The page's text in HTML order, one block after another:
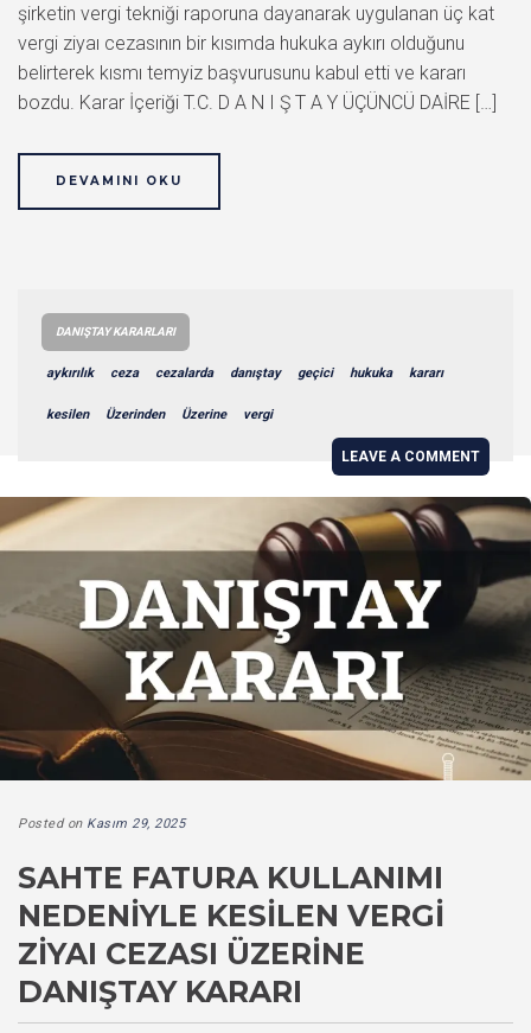
şirketin vergi tekniği raporuna dayanarak uygulanan üç kat
vergi ziyaı cezasının bir kısımda hukuka aykırı olduğunu
belirterek kısmı temyiz başvurusunu kabul etti ve kararı
bozdu. Karar İçeriği T.C. D A N I Ş T A Y ÜÇÜNCÜ DAİRE […]
DEVAMINI OKU
DANIŞTAY KARARLARI
aykırılık ceza cezalarda danıştay geçici hukuka kararı
kesilen Üzerinden Üzerine vergi
LEAVE A COMMENT
Posted on Kasım 29, 2025
SAHTE FATURA KULLANIMI
NEDENIYLE KESILEN VERGI
ZIYAI CEZASI ÜZERINE
DANIŞTAY KARARI